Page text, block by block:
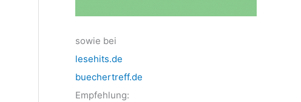
sowie bei
lesehits.de
buechertreff.de
Empfehlung: